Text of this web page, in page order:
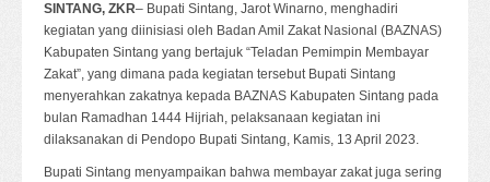
SINTANG, ZKR– Bupati Sintang, Jarot Winarno, menghadiri
kegiatan yang diinisiasi oleh Badan Amil Zakat Nasional (BAZNAS)
Kabupaten Sintang yang bertajuk “Teladan Pemimpin Membayar
Zakat”, yang dimana pada kegiatan tersebut Bupati Sintang
menyerahkan zakatnya kepada BAZNAS Kabupaten Sintang pada
bulan Ramadhan 1444 Hijriah, pelaksanaan kegiatan ini
dilaksanakan di Pendopo Bupati Sintang, Kamis, 13 April 2023.
Bupati Sintang menyampaikan bahwa membayar zakat juga sering